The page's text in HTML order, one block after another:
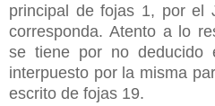
principal de fojas 1, por el
corresponda. Atento a lo
se tiene por no deducido
interpuesto por la misma
escrito de fojas 19.